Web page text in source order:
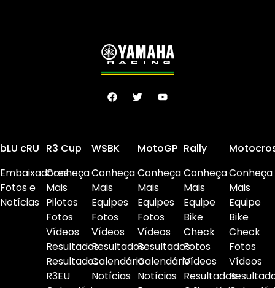
bLU cRU
Embaixadores
Fotos e
Notícias
R3 Cup
Conheça
Mais
Pilotos
Fotos
Vídeos
Resultados
Resultados
R3EU
WSBK
Conheça
Mais
Equipes
Fotos
Vídeos
Resultados
Calendário
Notícias
MotoGP
Conheça
Mais
Equipes
Fotos
Vídeos
Resultados
Calendário
Notícias
Rally
Conheça
Mais
Equipe
Bike
Check
Fotos
Vídeos
Resultados
Conheça
Mais
Equipe
Bike
Check
Fotos
Vídeos